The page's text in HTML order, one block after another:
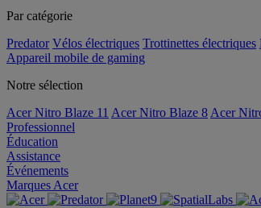
Par catégorie
Predator Vélos électriques Trottinettes électriques
Appareil mobile de gaming
Notre sélection
Acer Nitro Blaze 11 Acer Nitro Blaze 8 Acer
Professionnel
Éducation
Assistance
Événements
Marques Acer